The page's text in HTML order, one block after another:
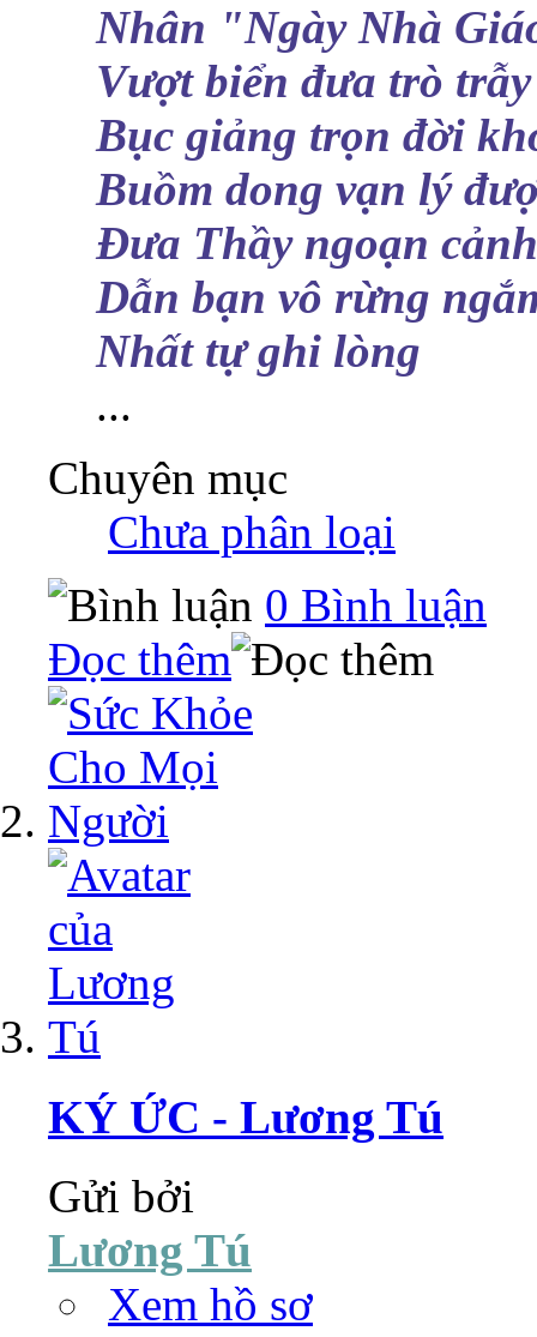
Nhân "Ngày Nhà
Vượt biển đưa trò
Bục giảng trọn đời
Buồm dong vạn lý
Đưa Thầy ngoạn
Dẫn bạn vô rừng
Nhất tự ghi lòng
...
Chuyên mục
Chưa phân loại
0 Bình luận
Đọc thêm
KÝ ỨC - Lương Tú
Gửi bởi
Lương Tú
Xem hồ sơ